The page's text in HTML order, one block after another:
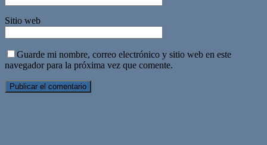
Sitio web
Guarde mi nombre, correo electrónico y sitio web en este
navegador para la próxima vez que comente.